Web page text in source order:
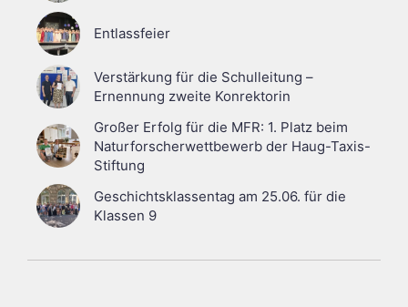
Entlassfeier
Verstärkung für die Schulleitung –
Ernennung zweite Konrektorin
Großer Erfolg für die MFR: 1. Platz beim
Naturforscherwettbewerb der Haug-Taxis-
Stiftung
Geschichtsklassentag am 25.06. für die
Klassen 9